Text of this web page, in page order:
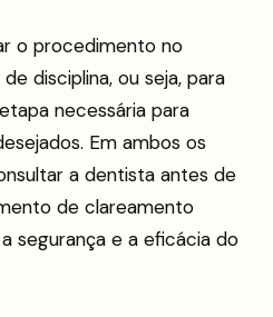
o procedimento no
disciplina, ou seja, para
necessária para
Em ambos os
a dentista antes de
de clareamento
segurança e a eficácia do